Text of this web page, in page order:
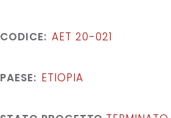
CODICE AET 20-021
PAESE ETIOPIA